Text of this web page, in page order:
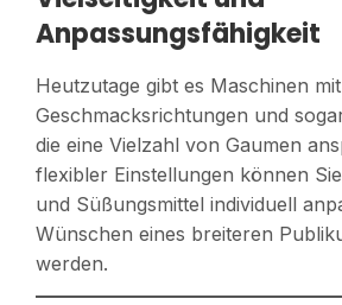
Anpassungsfähigkeit
Heutzutage gibt es Maschinen
Geschmacksrichtungen und
die eine Vielzahl von Gaumen
flexibler Einstellungen können
und Süßungsmittel individuell
Wünschen eines breiteren
werden.